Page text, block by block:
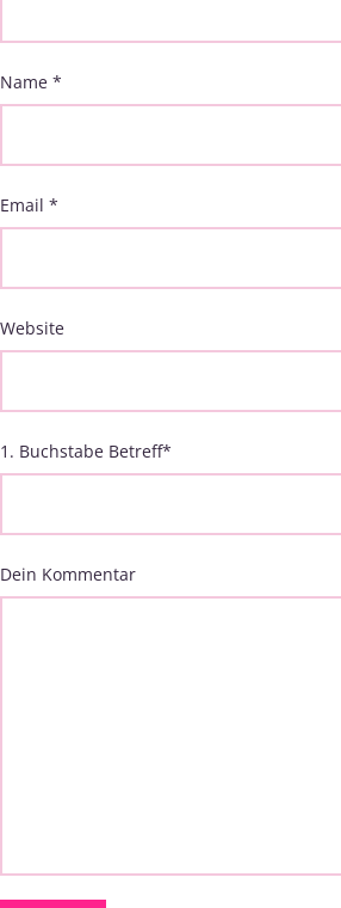
Name *
Email *
Website
1. Buchstabe Betreff*
Dein Kommentar